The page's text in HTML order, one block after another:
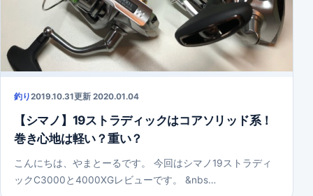
釣り2019.10.31更新 2020.01.04
【シマノ】19ストラディックはコアソリッド系！
巻き心地は軽い？重い？
こんにちは、やまとーるです。 今回はシマノ19ストラディ
ックC3000と4000XGレビューです。 &nbs…